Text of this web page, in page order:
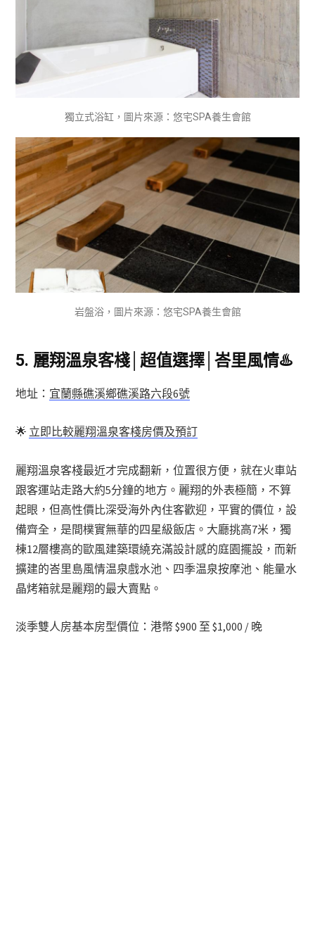
獨立式浴缸，圖片來源：悠宅SPA養生會館
岩盤浴，圖片來源：悠宅SPA養生會館
5. 麗翔溫泉客棧│超值選擇│峇里風情♨️
地址： 宜蘭縣礁溪鄉礁溪路六段6號
🌟 立即比較麗翔溫泉客棧房價及預訂
麗翔溫泉客棧最近才完成翻新，位置很方便，就在火車站
跟客運站走路大約5分鐘的地方。麗翔的外表極簡，不算
起眼，但高性價比深受海外內住客歡迎，平實的價位，設
備齊全，是間樸實無華的四星級飯店。大廳挑高7米，獨
棟12層樓高的歐風建築環繞充滿設計感的庭園擺設，而新
擴建的峇里島風情温泉戲水池、四季温泉按摩池、能量水
晶烤箱就是麗翔的最大賣點。
淡季雙人房基本房型價位：港幣 $900 至 $1,000 / 晚